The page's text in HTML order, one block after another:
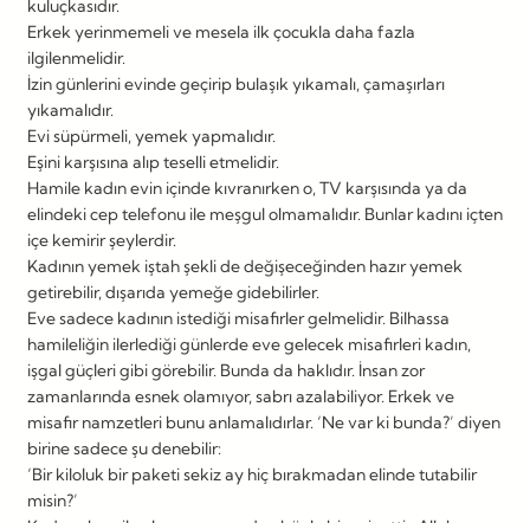
kuluçkasıdır.
Erkek yerinmemeli ve mesela ilk çocukla daha fazla
ilgilenmelidir.
İzin günlerini evinde geçirip bulaşık yıkamalı, çamaşırları
yıkamalıdır.
Evi süpürmeli, yemek yapmalıdır.
Eşini karşısına alıp teselli etmelidir.
Hamile kadın evin içinde kıvranırken o, TV karşısında ya da
elindeki cep telefonu ile meşgul olmamalıdır. Bunlar kadını içten
içe kemirir şeylerdir.
Kadının yemek iştah şekli de değişeceğinden hazır yemek
getirebilir, dışarıda yemeğe gidebilirler.
Eve sadece kadının istediği misafirler gelmelidir. Bilhassa
hamileliğin ilerlediği günlerde eve gelecek misafirleri kadın,
işgal güçleri gibi görebilir. Bunda da haklıdır. İnsan zor
zamanlarında esnek olamıyor, sabrı azalabiliyor. Erkek ve
misafir namzetleri bunu anlamalıdırlar. ‘Ne var ki bunda?’ diyen
birine sadece şu denebilir:
‘Bir kiloluk bir paketi sekiz ay hiç bırakmadan elinde tutabilir
misin?’